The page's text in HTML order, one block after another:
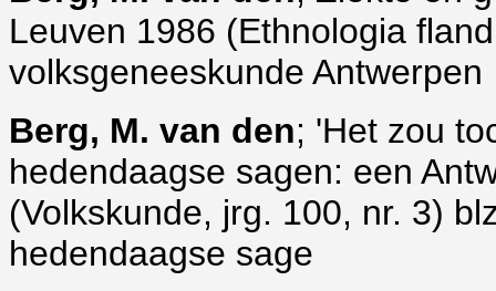
Leuven 1986 (Ethnologia
volksgeneeskunde Antwerpen
Berg, M. van den; 'Het zou
hedendaagse sagen: een
(Volkskunde, jrg. 100, nr. 3)
hedendaagse sage